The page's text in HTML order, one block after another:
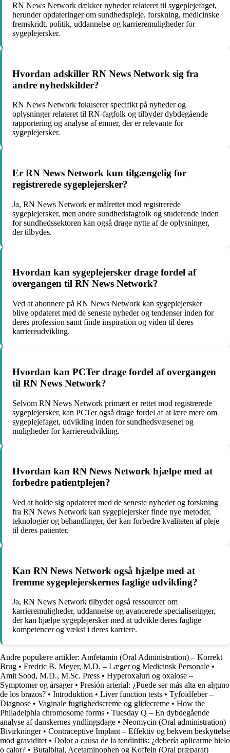
RN News Network dækker nyheder relateret til sygeplejefaget,
herunder opdateringer om sundhedspleje, forskning, medicinske
fremskridt, politik, uddannelse og karrieremuligheder for
sygeplejersker.
Hvordan adskiller RN News Network sig fra
andre nyhedskilder?
RN News Network fokuserer specifikt på nyheder og
oplysninger relateret til RN-fagfolk og tilbyder dybdegående
rapportering og analyse af emner, der er relevante for
sygeplejersker.
Er RN News Network kun tilgængelig for
registrerede sygeplejersker?
Ja, RN News Network er målrettet mod registrerede
sygeplejersker, men andre sundhedsfagfolk og studerende inden
for sundhedssektoren kan også drage nytte af de oplysninger,
der tilbydes.
Hvordan kan sygeplejersker drage fordel af
overgangen til RN News Network?
Ved at abonnere på RN News Network kan sygeplejersker
blive opdateret med de seneste nyheder og tendenser inden for
deres profession samt finde inspiration og viden til deres
karriereudvikling.
Hvordan kan PCTer drage fordel af overgangen
til RN News Network?
Selvom RN News Network primært er rettet mod registrerede
sygeplejersker, kan PCTer også drage fordel af at lære mere om
sygeplejefaget, udvikling inden for sundhedsvæsenet og
muligheder for karriereudvikling.
Hvordan kan RN News Network hjælpe med at
forbedre patientplejen?
Ved at holde sig opdateret med de seneste nyheder og forskning
fra RN News Network kan sygeplejersker finde nye metoder,
teknologier og behandlinger, der kan forbedre kvaliteten af ​​pleje
til deres patienter.
Kan RN News Network også hjælpe med at
fremme sygeplejerskernes faglige udvikling?
Ja, RN News Network tilbyder også ressourcer om
karrieremuligheder, uddannelse og avancerede specialiseringer,
der kan hjælpe sygeplejersker med at udvikle deres faglige
kompetencer og vækst i deres karriere.
Andre populære artikler: Amfetamin (Oral Administration) – Korrekt
Brug • Fredric B. Meyer, M.D. – Læger og Medicinsk Personale •
Amit Sood, M.D., M.Sc. Press • Hyperoxaluri og oxalose –
Symptomer og årsager• Presión arterial: ¿Puede ser más alta en alguno
de los brazos? • Introduktion • Liver function tests • Tyfoidfeber –
Diagnose • Vaginale fugtighedscreme og glidecreme • How the
Philadelphia chromosome forms • Tuesday Q – En dybdegående
analyse af danskernes yndlingsdage • Neomycin (Oral administration)
Bivirkninger• Contraceptive Implant – Effektiv og bekvem beskyttelse
mod graviditet• Dolor a causa de la tendinitis: ¿debería aplicarme hielo
o calor? • Butalbital, Acetaminophen og Koffein (Oral præparat)